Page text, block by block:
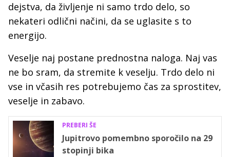
dejstva, da življenje ni samo trdo delo, so
nekateri odlični načini, da se uglasite s to
energijo.
Veselje naj postane prednostna naloga. Naj vas
ne bo sram, da stremite k veselju. Trdo delo ni
vse in včasih res potrebujemo čas za sprostitev,
veselje in zabavo.
PREBERI ŠE
Jupitrovo pomembno sporočilo na 29
stopinji bika